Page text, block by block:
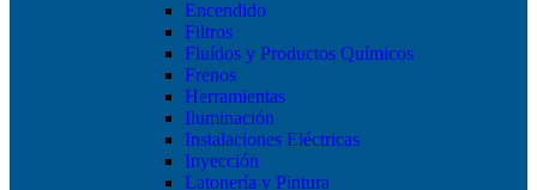
Encendido
Filtros
Fluídos y Productos Químicos
Frenos
Herramientas
Iluminación
Instalaciones Eléctricas
Inyección
Latonería y Pintura